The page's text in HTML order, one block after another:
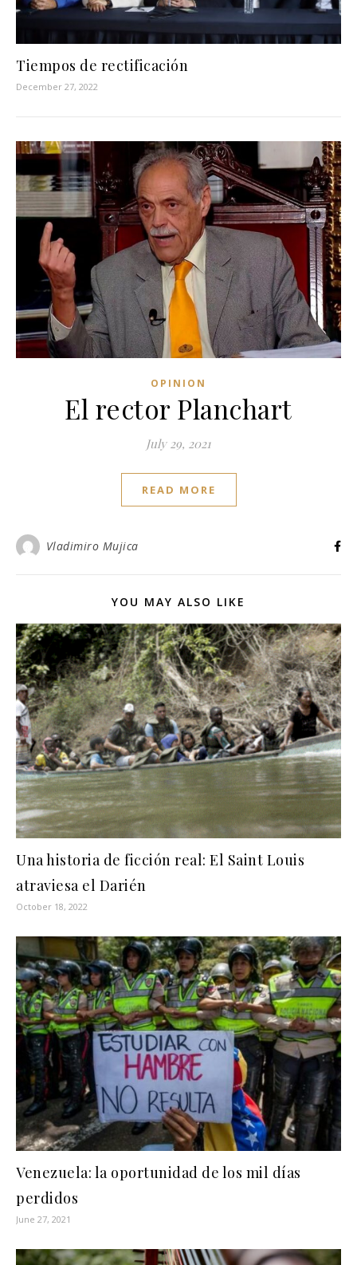
Tiempos de rectificación
December 27, 2022
OPINION
El rector Planchart
July 29, 2021
READ MORE
Vladimiro Mujica
YOU MAY ALSO LIKE
Una historia de ficción real: El Saint Louis
atraviesa el Darién
October 18, 2022
Venezuela: la oportunidad de los mil días
perdidos
June 27, 2021